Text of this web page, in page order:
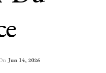
Jun 14, 2026